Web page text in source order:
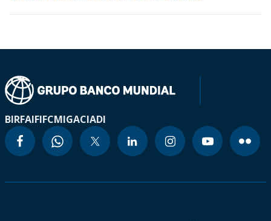
BIRFAIFIFCMIGACIADI